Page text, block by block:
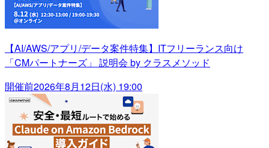
【AI/AWS/アプリ/データ案件特集】ITフリーランス向け
「CMパートナーズ」 説明会 by クラスメソッド
開催前2026年8月12日(水) 19:00